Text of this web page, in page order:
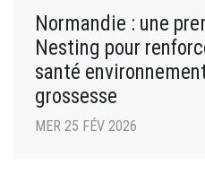
Normandie : une
Nesting pour
santé
grossesse
MER 25 FÉV 2026